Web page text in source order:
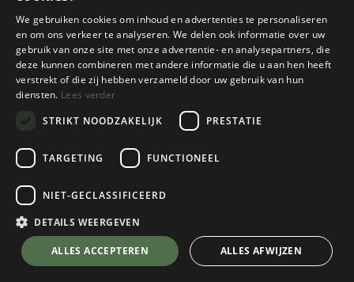
Gramicci
Men's Gramicci Pant
Bark Pigment
Kies een maat
💬 Stel je vraag over dit product via WhatsApp
We gebruiken cookies om inhoud en advertenties te personaliseren
en om ons verkeer te analyseren. We delen ook informatie over uw
gebruik van onze site met onze advertentie- en analysepartners, die
deze kunnen combineren met andere informatie die u aan hen heeft
verstrekt of die zij hebben verzameld door uw gebruik van hun
diensten. Lees verder
STRIKT NOODZAKELIJK
PRESTATIE
TARGETING FUNCTIONEEL
NIET-GECLASSIFICEERD
DETAILS WEERGEVEN
ALLES ACCEPTEREN ALLES AFWIJZEN